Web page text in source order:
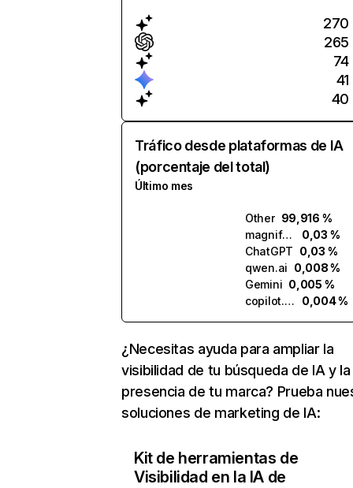
270
265
74
41
40
Tráfico desde plataformas de IA
(porcentaje del total)
Último mes
Other 99,916 %
magnific.ai
0,03 %
ChatGPT 0,03 %
qwen.ai 0,008 %
Gemini 0,005 %
copilot.microsoft.com
0,004 %
¿Necesitas ayuda para ampliar la
visibilidad de tu búsqueda de IA y la
presencia de tu marca? Prueba
soluciones de marketing de IA:
Kit de herramientas de
Visibilidad en la IA de